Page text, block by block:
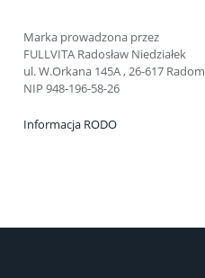
Marka prowadzona przez
FULLVITA Radosław Niedziałek
ul. W.Orkana 145A , 26-617 Radom
NIP 948-196-58-26
Informacja RODO